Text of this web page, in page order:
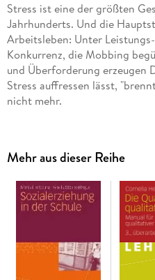
Stress ist eine der größten
Jahrhunderts. Und die
Arbeitsleben: Unter
Konkurrenz, die Mobbing
und Überforderung erzeugen
Stress auffressen lässt,
nicht mehr.
kann Stress sogar positiv
krankmachendem Stress
finden.
- Was müssen Sie wissen,
Mehr aus dieser Reihe